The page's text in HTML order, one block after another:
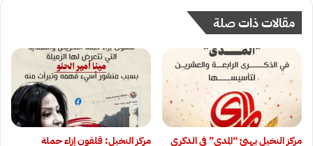
مقالات ذات صلة
مركز النخيل يهنئ “المدى” في الذكرى
مركز النخيل: قلقون إزاء حملة